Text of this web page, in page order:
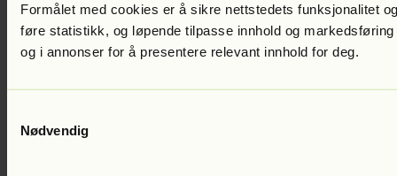
Formålet med cookies er å sikre nettstedets funksjonalitet
føre statistikk, og løpende tilpasse innhold og markedsføring
og i annonser for å presentere relevant innhold for deg.
Nødvendig
Arne DahlDødsmesse